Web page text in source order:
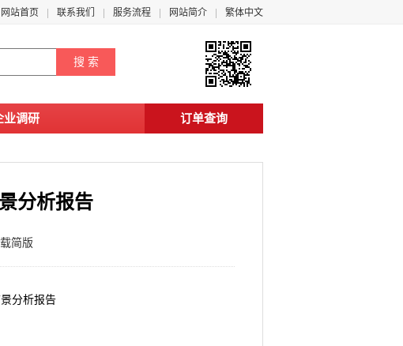
网站首页 联系我们 服务流程 网站简介 繁体中文
业调研 订单查询
分析报告
载简版
分析报告